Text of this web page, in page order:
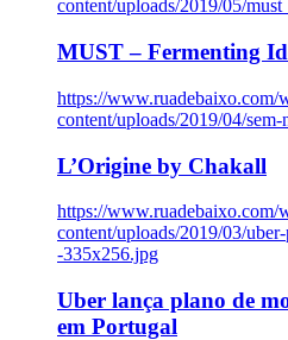
content/uploads/2019/05/
MUST – Fermenting
https://www.ruadebaixo.com/
content/uploads/2019/04/
L’Origine by Chakall
https://www.ruadebaixo.com/
content/uploads/2019/03/
-335x256.jpg
Uber lança plano de
em Portugal